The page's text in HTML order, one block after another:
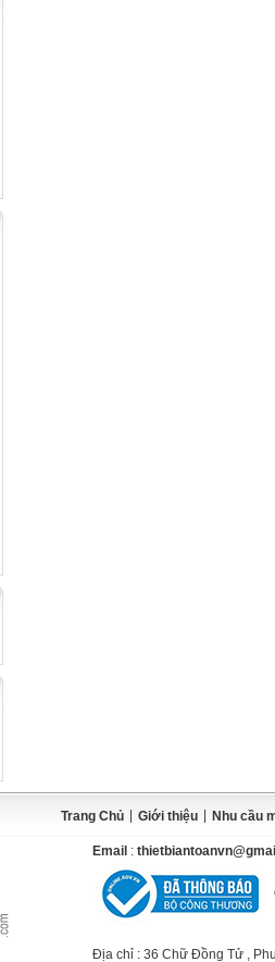
Trang Chủ Giới thiệu Nhu cầu
Email :
Địa chỉ : 36 Chữ Đồng Tử ,